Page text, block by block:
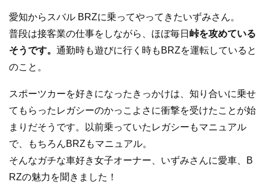
愛知からスバル BRZに乗ってやってきたいずみさん。
普段は接客業の仕事をしながら、ほぼ毎日 峠を攻めている
そうです。 通勤時も遊びに行く時もBRZを運転していると
のこと。
スポーツカーを好きになったきっかけは、知り合いに乗せ
てもらったレガシーのかっこよさに衝撃を受けたことが始
まりだそうです。以前乗っていたレガシーもマニュアル
で、もちろんBRZもマニュアル。
そんなガチな車好き女子オーナー、いずみさんに愛車、B
RZの魅力を聞きました！